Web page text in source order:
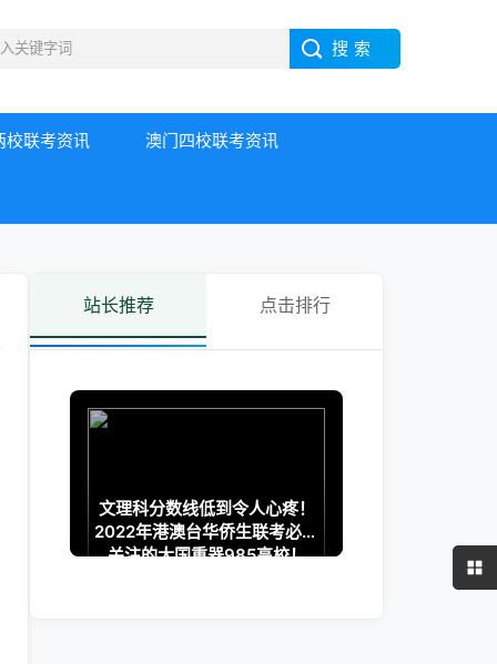
校联考资讯 澳门四校联考资讯
站长推荐 点击排行
文理科分数线低到令人心疼！
2022年港澳台华侨生联考必须
关注的大国重器985高校！